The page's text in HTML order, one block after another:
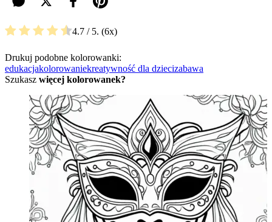
4.7 / 5. 6
Drukuj podobne kolorowanki:
edukacjakolorowaniekreatywność dla dziecizabawa
Szukasz więcej kolorowanek?